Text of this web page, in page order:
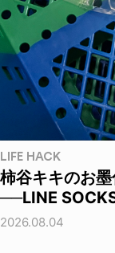
LIFE HACK
柿谷キキのお墨
──LINE
2026.08.04